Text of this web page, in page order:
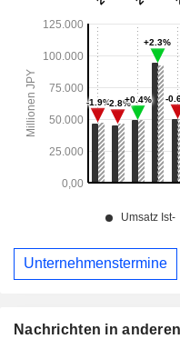
Nachrichten in
Unternehmenstermine